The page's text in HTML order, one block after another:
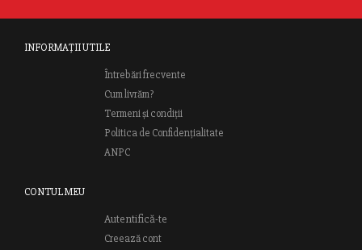
INFORMAȚII UTILE
Întrebări frecvente
Cum livrăm?
Termeni și condiții
Politica de Confidențialitate
ANPC
CONTUL MEU
Autentifică-te
Creează cont